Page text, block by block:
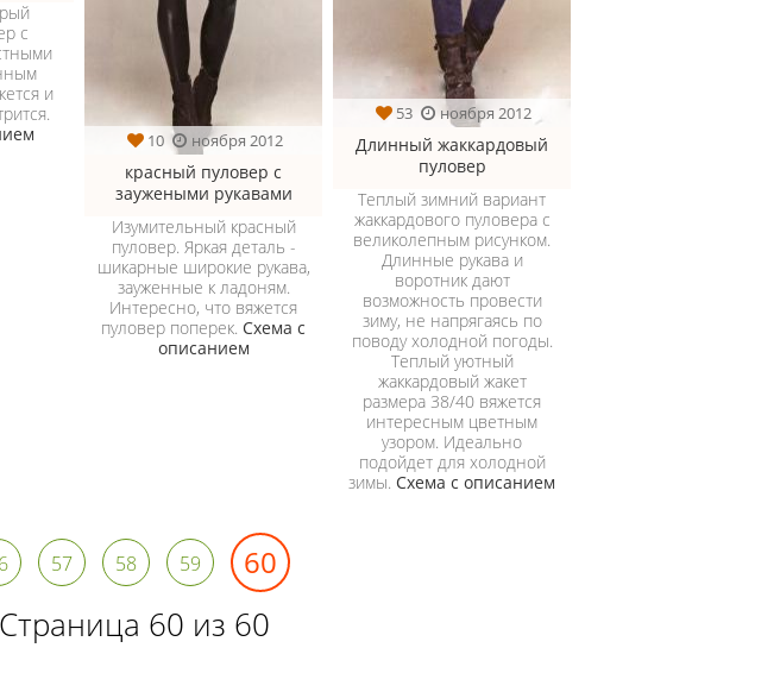
53 ноября 2012
Длинный жаккардовый
пуловер
Теплый зимний вариант
жаккардового пуловера с
великолепным рисунком.
Длинные рукава и
воротник дают
возможность провести
зиму, не напрягаясь по
поводу холодной погоды.
Теплый уютный
жаккардовый жакет
размера 38/40 вяжется
интересным цветным
узором. Идеально
подойдет для холодной
зимы. Схема с описанием
10 ноября 2012
красный пуловер с
заужеными рукавами
Изумительный красный
пуловер. Яркая деталь -
шикарные широкие рукава,
зауженные к ладоням.
Интересно, что вяжется
пуловер поперек. Схема с
описанием
с
и
57 58 59 60
Страница 60 из 60